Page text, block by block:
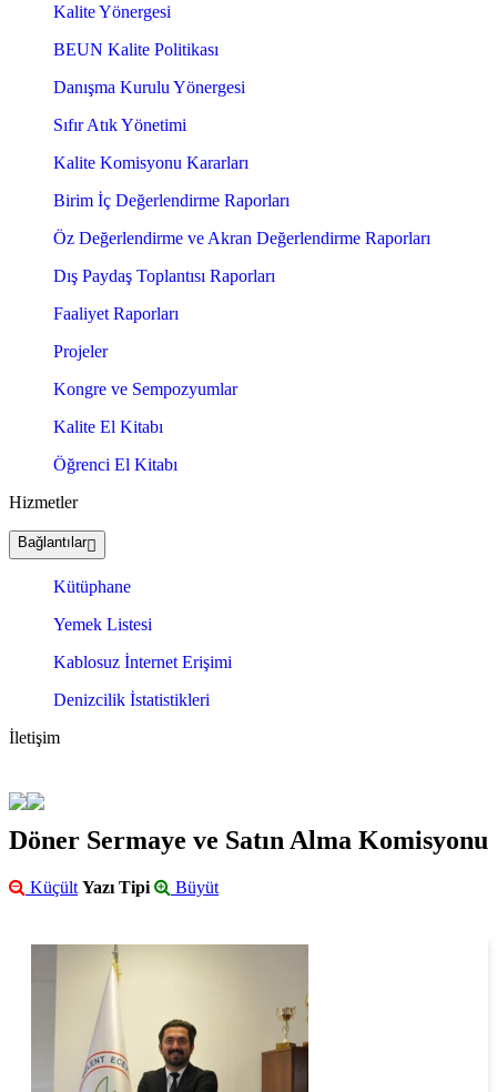
Kalite Yönergesi
BEUN Kalite Politikası
Danışma Kurulu Yönergesi
Sıfır Atık Yönetimi
Kalite Komisyonu Kararları
Birim İç Değerlendirme Raporları
Öz Değerlendirme ve Akran Değerlendirme Raporları
Dış Paydaş Toplantısı Raporları
Faaliyet Raporları
Projeler
Kongre ve Sempozyumlar
Kalite El Kitabı
Öğrenci El Kitabı
Hizmetler
Bağlantılar
Kütüphane
Yemek Listesi
Kablosuz İnternet Erişimi
Denizcilik İstatistikleri
İletişim
Döner Sermaye ve Satın Alma Komisyonu
Küçült Yazı Tipi Büyüt